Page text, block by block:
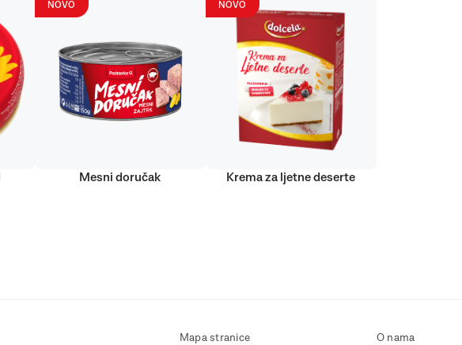
NOVO
Mesni doručak
NOVO
Krema za ljetne deserte
Mapa stranice O nama